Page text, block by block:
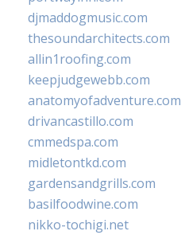
djmaddogmusic.com
thesoundarchitects.com
allin1roofing.com
keepjudgewebb.com
anatomyofadventure.com
drivancastillo.com
cmmedspa.com
midletontkd.com
gardensandgrills.com
basilfoodwine.com
nikko-tochigi.net